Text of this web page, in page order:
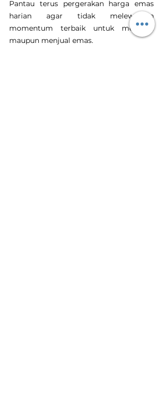
Pantau terus pergerakan harga emas
harian agar tidak melewatkan
momentum terbaik untuk membeli
maupun menjual emas.